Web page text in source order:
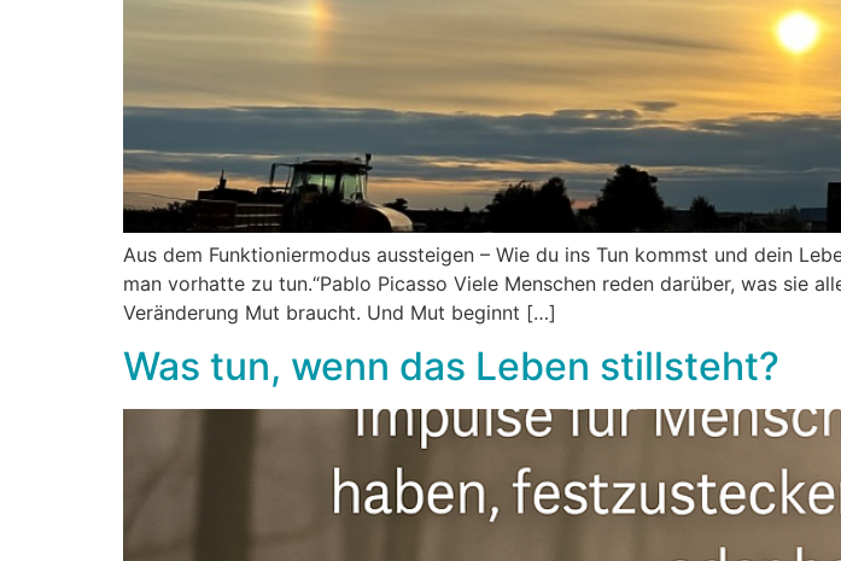
Aus dem Funktioniermodus aussteigen – Wie du ins Tun kommst und dein
man vorhatte zu tun.“Pablo Picasso Viele Menschen reden darüber, was sie
Veränderung Mut braucht. Und Mut beginnt […]
Was tun, wenn das Leben stillsteht?